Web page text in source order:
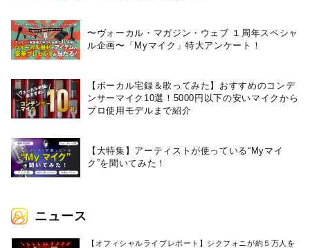
〜ヴォーカル・マガジン・ウェブ １周年スペシャ
ル企画〜「Myマイク」特大アンケート！
【ボーカル宅録＆歌ってみた】おすすめのコンデ
ンサーマイク10選！5000円以下の安いマイクから
プロ使用モデルまで紹介
【大特集】アーティストが使っている“Myマイ
ク”を聞いてみた！
ニュース
【オフィシャルライブレポート】シクフォニが約５万人を